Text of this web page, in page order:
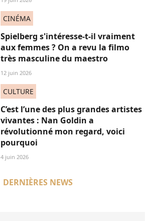
CINÉMA
Spielberg s'intéresse-t-il vraiment
aux femmes ? On a revu la filmo
très masculine du maestro
12 juin 2026
CULTURE
C’est l’une des plus grandes artistes
vivantes : Nan Goldin a
révolutionné mon regard, voici
pourquoi
4 juin 2026
DERNIÈRES NEWS